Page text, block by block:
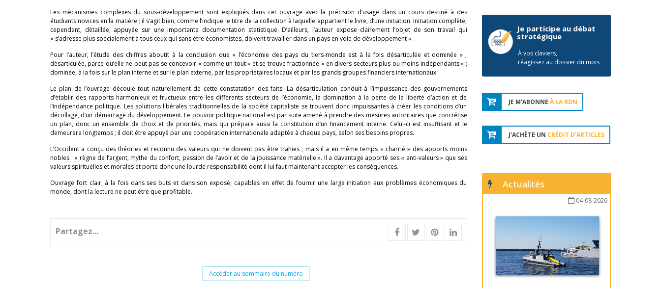
Les mécanismes complexes du sous-développement sont expliqués dans cet ouvrage avec la précision d’usage dans un cours destiné à des
étudiants novices en la matière ; il s’agit bien, comme l’indique le titre de la collection à laquelle appartient le livre, d’une initiation. Initiation complète,
cependant, détaillée, appuyée sur une importante documentation statistique. D’ailleurs, l’auteur expose clairement l’objet de son travail qui
« s’adresse plus spécialement à tous ceux qui sans être économistes, doivent travailler dans un pays en voie de développement ».
Pour l’auteur, l’étude des chiffres aboutit à la conclusion que « l’économie des pays du tiers-monde est à la fois désarticulée et dominée » ;
désarticulée, parce qu’elle ne peut pas se concevoir « comme un tout » et se trouve fractionnée « en divers secteurs plus ou moins indépendants » ;
dominée, à la fois sur le plan interne et sur le plan externe, par les propriétaires locaux et par les grands groupes financiers internationaux.
Le plan de l’ouvrage découle tout naturellement de cette constatation des faits. La désarticulation conduit à l’impuissance des gouvernements
d’établir des rapports harmonieux et fructueux entre les différents secteurs de l’économie, la domination à la perte de la liberté d’action et de
l’indépendance politique. Les solutions libérales traditionnelles de la société capitaliste se trouvent donc impuissantes à créer les conditions d’un
décollage, d’un démarrage du développement. Le pouvoir politique national est par suite amené à prendre des mesures autoritaires que concrétise
un plan, donc un ensemble de choix et de priorités, mais qui prépare aussi la constitution d’un financement interne. Celui-ci est insuffisant et le
demeurera longtemps ; il doit être appuyé par une coopération internationale adaptée à chaque pays, selon ses besoins propres.
L’Occident a conçu des théories et reconnu des valeurs qui ne doivent pas être trahies ; mais il a en même temps « charrié » des apports moins
nobles : « règne de l’argent, mythe du confort, passion de l’avoir et de la jouissance matérielle ». Il a davantage apporté ses « anti-valeurs » que ses
valeurs spirituelles et morales et porte donc une lourde responsabilité dont il lui faut maintenant accepter les conséquences.
Ouvrage fort clair, à la fois dans ses buts et dans son exposé, capables en effet de fournir une large initiation aux problèmes économiques du
monde, dont la lecture ne peut être que profitable.
Partagez...
Accéder au sommaire du numéro
Je participe au débat
stratégique
À vos claviers,
réagissez au dossier du mois
JE M'ABONNE À LA RDN
J'ACHÈTE UN CRÉDIT D'ARTICLES
Actualités
04-08-2026